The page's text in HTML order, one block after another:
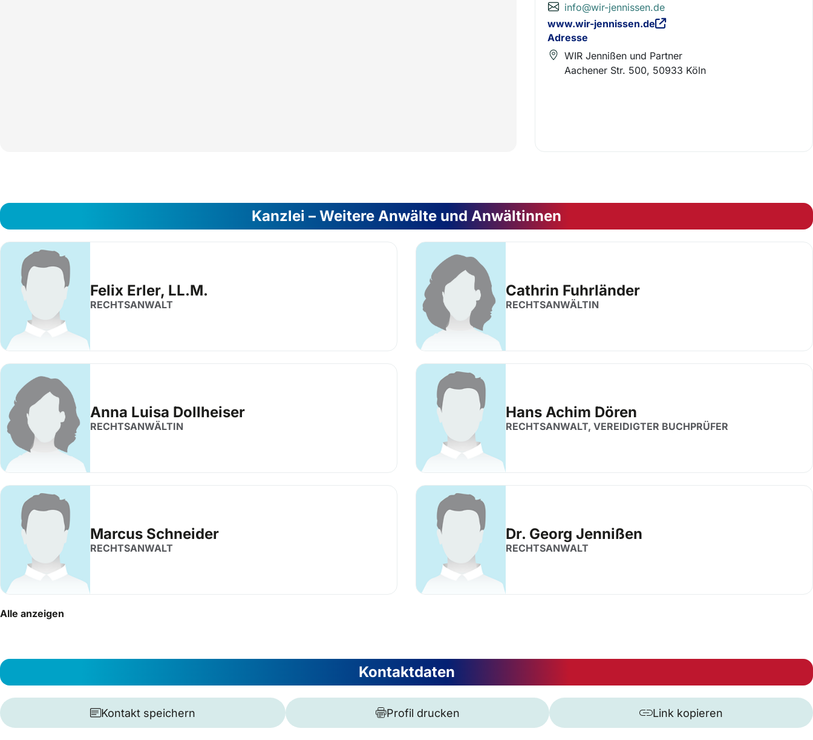
info@wir-jennissen.de
www.wir-jennissen.de
Adresse
WIR Jennißen und Partner
Aachener Str. 500, 50933 Köln
Kanzlei – Weitere Anwälte und Anwältinnen
Felix Erler, LL.M.
RECHTSANWALT
Cathrin Fuhrländer
RECHTSANWÄLTIN
Anna Luisa Dollheiser
RECHTSANWÄLTIN
Hans Achim Dören
RECHTSANWALT, VEREIDIGTER BUCHPRÜFER
Marcus Schneider
RECHTSANWALT
Dr. Georg Jennißen
RECHTSANWALT
Alle anzeigen
Kontaktdaten
Kontakt speichern Profil drucken Link kopieren